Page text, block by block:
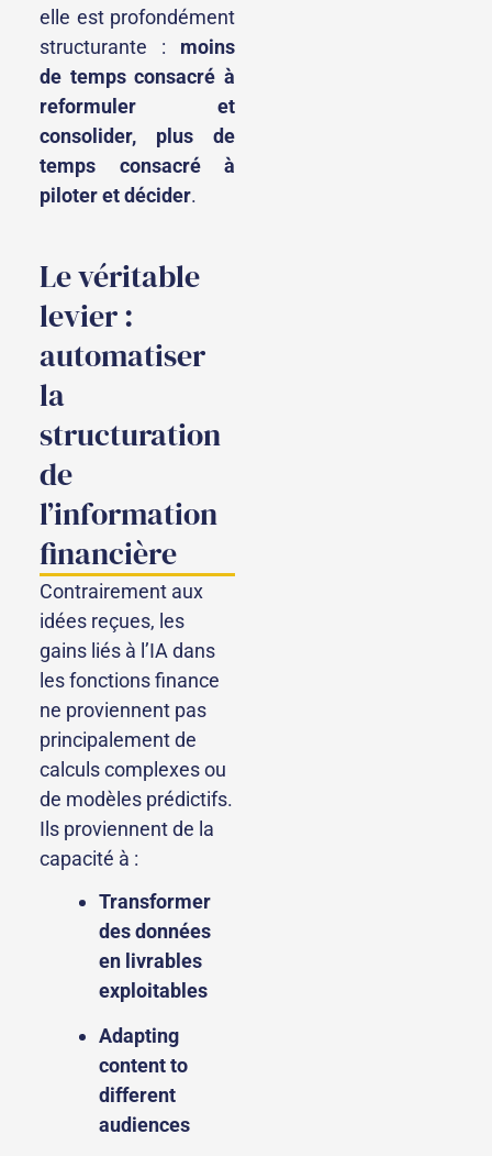
elle est profondément
structurante : moins
de temps consacré à
reformuler et
consolider, plus de
temps consacré à
piloter et décider.
Le véritable
levier :
automatiser
la
structuration
de
l’information
financière
Contrairement aux
idées reçues, les
gains liés à l’IA dans
les fonctions finance
ne proviennent pas
principalement de
calculs complexes ou
de modèles prédictifs.
Ils proviennent de la
capacité à :
Transformer
des données
en livrables
exploitables
Adapting
content to
different
audiences